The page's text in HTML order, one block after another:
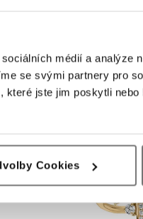
médií a analýze
se svými partnery pro
jste jim poskytli
Cookies
od 169 772 Kč